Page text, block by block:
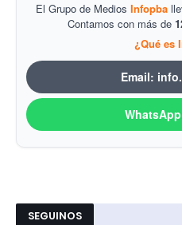
El Grupo de Medios Infopba
Contamos con más de
¿Qué es
Email:
SEGUINOS